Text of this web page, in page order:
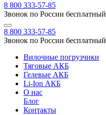
8 800 333-57-85
Звонок по России бесплатный
8 800 333-57-85
Звонок по России бесплатный
Вилочные погрузчики
Тяговые АКБ
Гелевые АКБ
Li-Ion АКБ
О нас
Блог
Контакты